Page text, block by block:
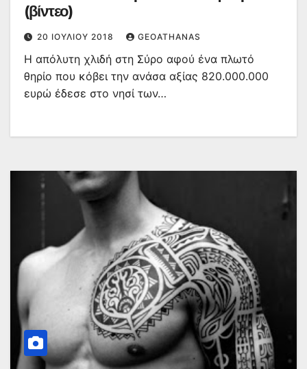
(βίντεο)
20 ΙΟΥΛΊΟΥ 2018 GEOATHANAS
Η απόλυτη χλιδή στη Σύρο αφού ένα πλωτό
θηρίο που κόβει την ανάσα αξίας 820.000.000
ευρώ έδεσε στο νησί των…